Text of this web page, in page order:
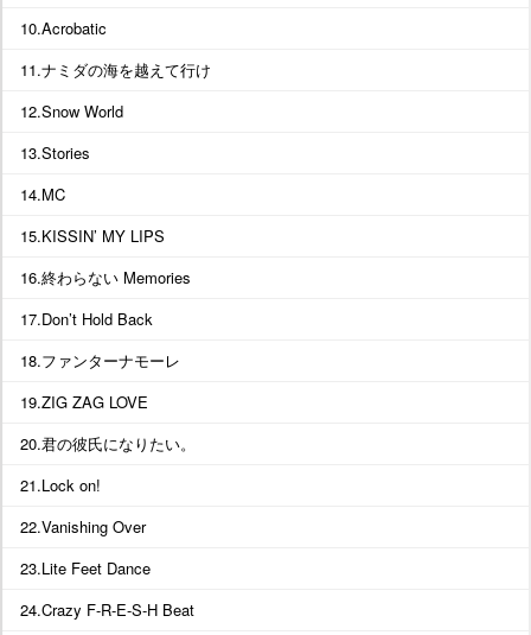
10.Acrobatic
11.ナミダの海を越えて行け
12.Snow World
13.Stories
14.MC
15.KISSIN’ MY LIPS
16.終わらない Memories
17.Don’t Hold Back
18.ファンターナモーレ
19.ZIG ZAG LOVE
20.君の彼氏になりたい。
21.Lock on!
22.Vanishing Over
23.Lite Feet Dance
24.Crazy F-R-E-S-H Beat